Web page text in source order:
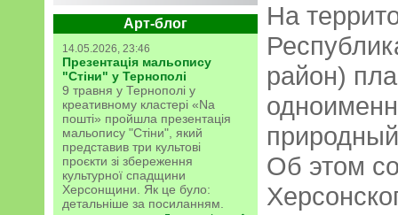
Арт-блог
14.05.2026, 23:46
Презентація мальопису
"Стіни" у Тернополі
9 травня у Тернополі у
креативному кластері «Na
пошті» пройшла презентація
мальопису "Стіни", який
представив три культові
проєкти зі збереження
культурної спадщини
Херсонщини. Як це було:
детальніше за посиланням.
На
район)
Об этом